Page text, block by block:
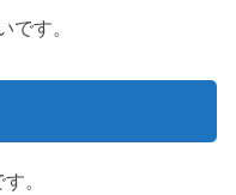
す。
。